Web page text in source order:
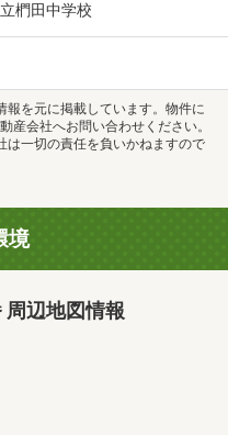
椚田中学校
報を元に掲載しています。物件に
産会社へお問い合わせください。
は一切の責任を負いかねますので
境
周辺地図情報